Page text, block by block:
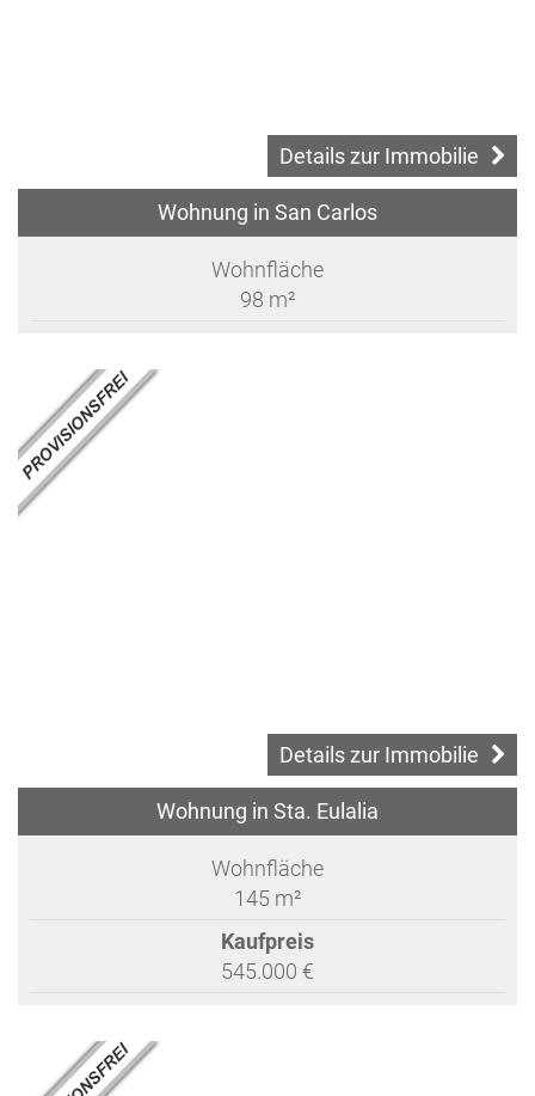
Details zur Immobilie
Wohnung in San Carlos
Wohnfläche
98 m²
Details zur Immobilie
Wohnung in Sta. Eulalia
Wohnfläche
145 m²
Kaufpreis
545.000 €